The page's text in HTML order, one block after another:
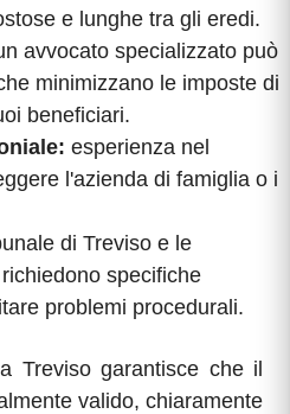
e lunghe tra gli eredi.
avvocato specializzato può
minimizzano le imposte di
beneficiari.
esperienza nel
l'azienda di famiglia o i
di Treviso e le
specifiche
problemi procedurali.
Treviso garantisce che il
valido, chiaramente